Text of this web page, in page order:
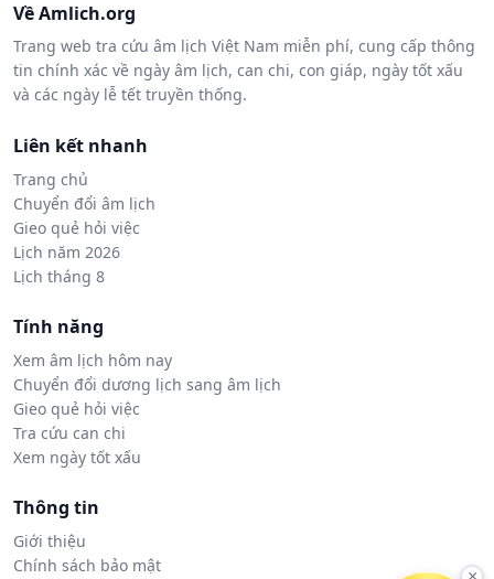
Về Amlich.org
Trang web tra cứu âm lịch Việt Nam miễn phí, cung cấp thông
tin chính xác về ngày âm lịch, can chi, con giáp, ngày tốt xấu
và các ngày lễ tết truyền thống.
Liên kết nhanh
Trang chủ
Chuyển đổi âm lịch
Gieo quẻ hỏi việc
Lịch năm 2026
Lịch tháng 8
Tính năng
Xem âm lịch hôm nay
Chuyển đổi dương lịch sang âm lịch
Gieo quẻ hỏi việc
Tra cứu can chi
Xem ngày tốt xấu
Thông tin
Giới thiệu
Chính sách bảo mật